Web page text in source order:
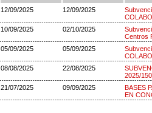
12/09/2025 12/09/2025
10/09/2025
02/10/2025
Centros
05/09/2025
05/09/2025
08/08/2025
22/08/2025
2025/
21/07/2025
09/09/2025
BASES
EN